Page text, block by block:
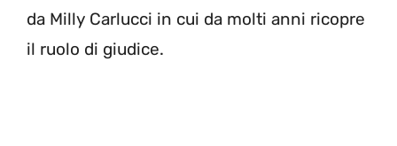
da Milly Carlucci in cui da molti anni ricopre
il ruolo di giudice.